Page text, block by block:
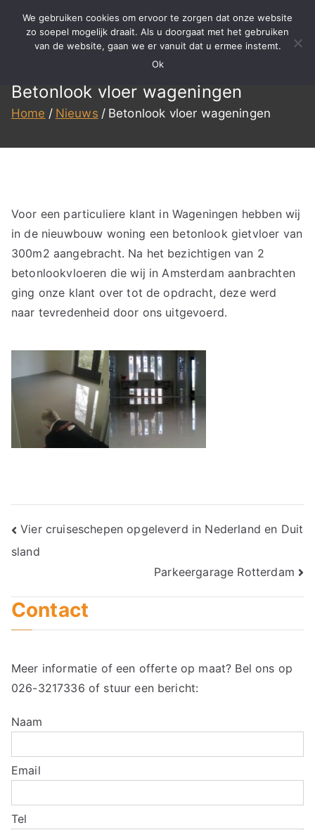
BBS
Reinigen
Meer dan 15 jaar ervaring in
specialistisch reinigen,
Betonlook vloer wageningen
Home Nieuws Betonlook vloer wageningen
Voor een particuliere klant in Wageningen hebben wij
in de nieuwbouw woning een betonlook gietvloer van
300m2 aangebracht. Na het bezichtigen van 2
betonlookvloeren die wij in Amsterdam aanbrachten
ging onze klant over tot de opdracht, deze werd
naar tevredenheid door ons uitgevoerd.
Bericht
navigatie
Vier cruiseschepen opgeleverd in Nederland en Duit
sland
Parkeergarage Rotterdam
Contact
Meer informatie of een offerte op maat? Bel ons op
026-3217336 of stuur een bericht:
Naam
Email
Tel
We gebruiken cookies om ervoor te zorgen dat onze website
zo soepel mogelijk draait. Als u doorgaat met het gebruiken
van de website, gaan we er vanuit dat u ermee instemt.
Ok